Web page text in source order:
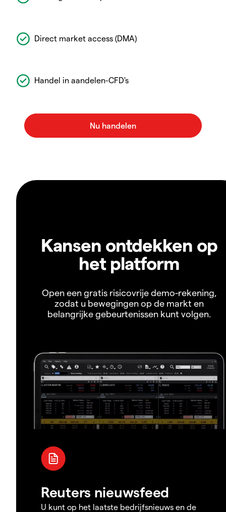
Direct market access (DMA)
Handel in aandelen-CFD's
Kansen ontdekken op
het platform
Open een gratis risicovrije demo-rekening,
zodat u bewegingen op de markt en
belangrijke gebeurtenissen kunt volgen.
Reuters nieuwsfeed
U kunt op het laatste bedrijfsnieuws en de